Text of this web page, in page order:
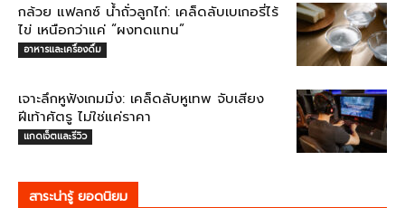
กล้วย แฟลกซ์ น้ำถั่วลูกไก่: เคล็ดลับเบเกอรี่ไร้
ไข่ เหนือกว่าแค่ “ผงทดแทน”
อาหารและเครื่องดื่ม
เจาะลึกหูฟังเกมมิ่ง: เคล็ดลับหูเทพ จับเสียง
ฝีเท้าศัตรู ไม่ใช่แค่ราคา
แกดเจ็ตและรีวิว
สาระน่ารู้ ยอดนิยม